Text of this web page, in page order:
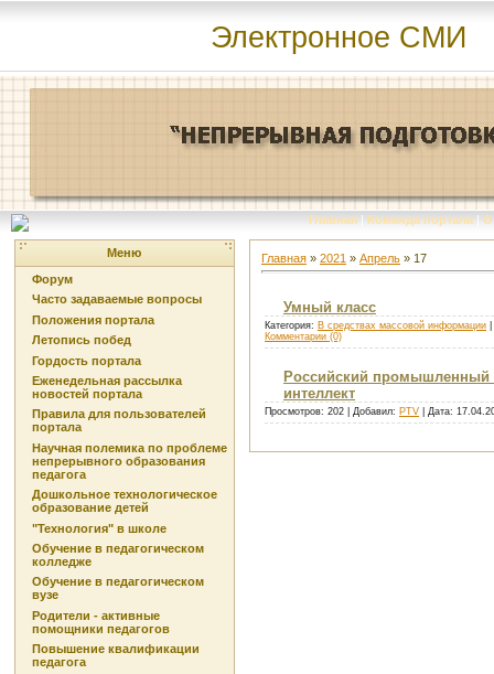
Электронное СМИ
Главная | Команда портала | О
Меню
Форум
Часто задаваемые вопросы
Положения портала
Летопись побед
Гордость портала
Еженедельная рассылка
новостей портала
Правила для пользователей
портала
Научная полемика по проблеме
непрерывного образования
педагога
Дошкольное технологическое
образование детей
"Технология" в школе
Обучение в педагогическом
колледже
Обучение в педагогическом
вузе
Родители - активные
помощники педагогов
Повышение квалификации
педагога
Главная » 2021 » Апрель » 17
Умный класс
Категория: В средствах массовой информации
Комментарии (0)
Российский промышленный
интеллект
Просмотров: 202 | Добавил: PTV | Дата: